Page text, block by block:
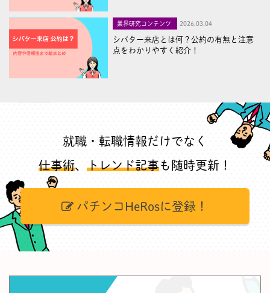
業界研究コンテンツ 2026,03,04
シバター来店とは何？公約の有無と注意
点をわかりやすく紹介！
就職・転職情報だけでなく
仕事術、 トレンド記事も随時更新！
パチンコHeRosに登録！